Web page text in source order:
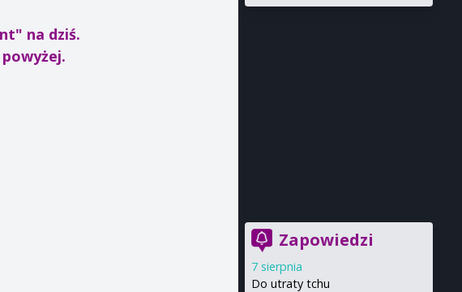
na dziś.
Zapowiedzi
7 sierpnia
Do utraty tchu